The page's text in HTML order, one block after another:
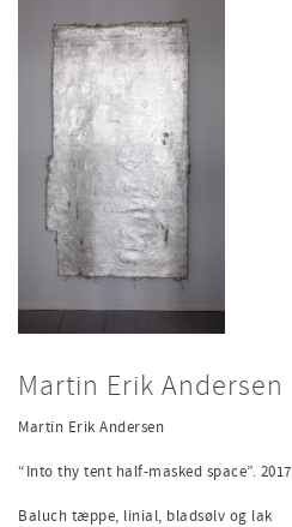
Martin Erik Andersen
Martin Erik Andersen
“Into thy tent half-masked space”. 2017
Baluch tæppe, linial, bladsølv og lak